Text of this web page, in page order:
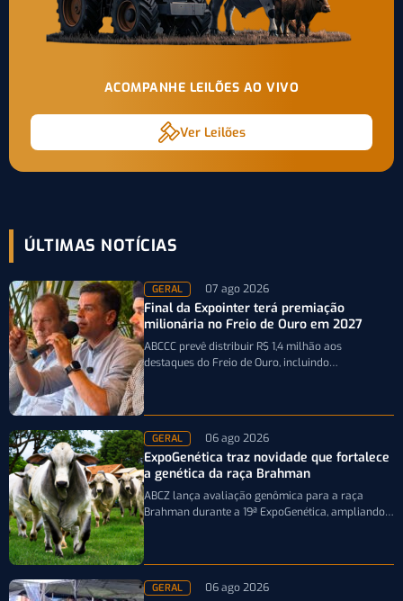
ACOMPANHE LEILÕES AO VIVO
Ver Leilões
ÚLTIMAS NOTÍCIAS
GERAL 07 ago 2026
Final da Expointer terá premiação
milionária no Freio de Ouro em 2027
ABCCC prevê distribuir R$ 1,4 milhão aos
destaques do Freio de Ouro, incluindo
GERAL 06 ago 2026
ExpoGenética traz novidade que fortalece
a genética da raça Brahman
ABCZ lança avaliação genômica para a raça
Brahman durante a 19ª ExpoGenética, ampliando a
GERAL 06 ago 2026